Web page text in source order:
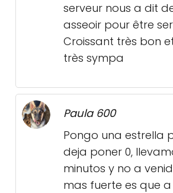
serveur nous a dit
asseoir pour être
Croissant très bon
très sympa
Paula 600
Pongo una estrella
deja poner 0,
minutos y no a
mas fuerte es que